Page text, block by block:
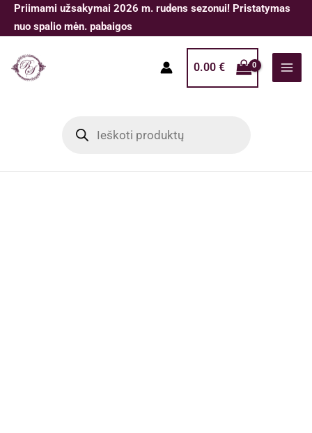
Pereiti
prie
Priimami užsakymai 2026 m. rudens sezonui! Pristatymas
nuo spalio mėn. pabaigos
0.00 €
search